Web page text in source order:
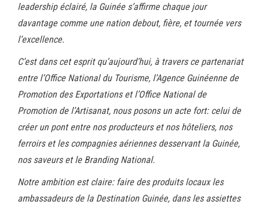
leadership éclairé, la Guinée s’affirme chaque jour
davantage comme une nation debout, fière, et tournée vers
l’excellence.
C’est dans cet esprit qu’aujourd’hui, à travers ce partenariat
entre l’Office National du Tourisme, l’Agence Guinéenne de
Promotion des Exportations et l’Office National de
Promotion de l’Artisanat, nous posons un acte fort: celui de
créer un pont entre nos producteurs et nos hôteliers, nos
ferroirs et les compagnies aériennes desservant la Guinée,
nos saveurs et le Branding National.
Notre ambition est claire: faire des produits locaux les
ambassadeurs de la Destination Guinée, dans les assiettes